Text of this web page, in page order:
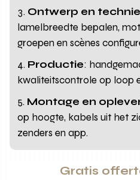
Ontwerp en
lamelbreedte bepalen,
groepen en scènes
Productie:
kwaliteitscontrole op loop
Montage en
op hoogte, kabels uit het
zenders en app.
Gratis